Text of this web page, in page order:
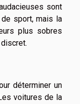
sont
sport, mais la
plus sobres
déterminer un
voitures de la